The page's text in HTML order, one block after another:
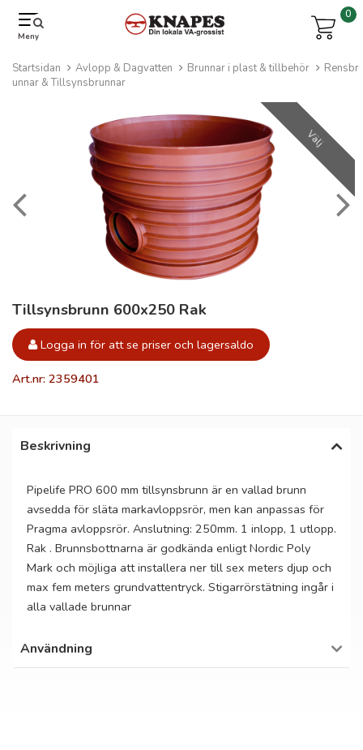
Meny
0
Startsidan Avlopp & Dagvatten Brunnar i plast & tillbehör
Rensbr
unnar & Tillsynsbrunnar
Välj
Tillsynsbrunn 600x250 Rak
Logga in för att se priser och lagersaldo
Art.nr: 2359401
Beskrivning
Pipelife PRO 600 mm tillsynsbrunn är en vallad brunn
avsedda för släta markavloppsrör, men kan anpassas för
Pragma avloppsrör. Anslutning: 250mm. 1 inlopp, 1 utlopp.
Rak . Brunnsbottnarna är godkända enligt Nordic Poly
Mark och möjliga att installera ner till sex meters djup och
max fem meters grundvattentryck. Stigarrörstätning ingår i
alla vallade brunnar
Användning